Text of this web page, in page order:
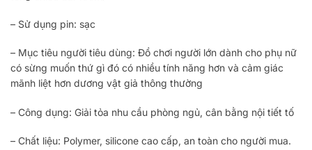
– Sử dụng pin: sạc
– Mục tiêu người tiêu dùng: Đồ chơi người lớn dành cho phụ nữ
có sừng muốn thứ gì đó có nhiều tính năng hơn và cảm giác
mãnh liệt hơn dương vật giả thông thường
– Công dụng: Giải tỏa nhu cầu phòng ngủ, cân bằng nội tiết tố
– Chất liệu: Polymer, silicone cao cấp, an toàn cho người mua.